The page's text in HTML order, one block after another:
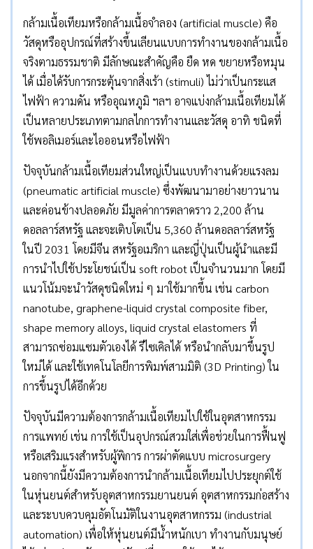
กล้ามเนื้อเทียมหรือกล้ามเนื้อจำลอง (artificial muscle) คือ
วัสดุหรืออุปกรณ์ที่สร้างขึ้นเลียนแบบการทำงานของกล้ามเนื้อ
จริงตามธรรมชาติ มีลักษณะสำคัญคือ ยืด หด ขยายหรือหมุน
ได้ เมื่อได้รับการกระตุ้นจากสิ่งเร้า (stimuli) ไม่ว่าเป็นกระแส
ไฟฟ้า ความดัน หรืออุณหภูมิ ฯลฯ อาจแบ่งกล้ามเนื้อเทียมได้
เป็นหลายประเภทตามกลไกการทำงานและวัสดุ อาทิ ชนิดที่
ใช้พอลิเมอร์และไอออนหรือไฟฟ้า
ปัจจุบันกล้ามเนื้อเทียมส่วนใหญ่เป็นแบบทำงานด้วยแรงลม
(pneumatic artificial muscle) ซึ่งพัฒนามาอย่างยาวนาน
และค่อนข้างปลอดภัย มีมูลค่าการตลาดราว 2,200 ล้าน
ดอลลาร์สหรัฐ และจะเติบโตเป็น 5,360 ล้านดอลลาร์สหรัฐ
ในปี 2031 โดยมีจีน สหรัฐอเมริกา และญี่ปุ่นเป็นผู้นำและมี
การนำไปใช้ประโยชน์เป็น soft robot เป็นจำนวนมาก โดยมี
แนวโน้มจะนำวัสดุชนิดใหม่ ๆ มาใช้มากขึ้น เช่น carbon
nanotube, graphene-liquid crystal composite fiber,
shape memory alloys, liquid crystal elastomers ที่
สามารถซ่อมแซมตัวเองได้ รีไซเคิลได้ หรือนำกลับมาขึ้นรูป
ใหม่ได้ และใช้เทคโนโลยีการพิมพ์สามมิติ (3D Printing) ใน
การขึ้นรูปได้อีกด้วย
ปัจจุบันมีความต้องการกล้ามเนื้อเทียมไปใช้ในอุตสาหกรรม
การแพทย์ เช่น การใช้เป็นอุปกรณ์สวมใส่เพื่อช่วยในการฟื้นฟู
หรือเสริมแรงสำหรับผู้พิการ การผ่าตัดแบบ microsurgery
นอกจากนี้ยังมีความต้องการนำกล้ามเนื้อเทียมไปประยุกต์ใช้
ในหุ่นยนต์สำหรับอุตสาหกรรมยานยนต์ อุตสาหกรรมก่อสร้าง
และระบบควบคุมอัตโนมัติในงานอุตสาหกรรม (industrial
automation) เพื่อให้หุ่นยนต์มีน้ำหนักเบา ทำงานกับมนุษย์